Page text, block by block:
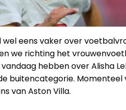
eens vaker over
we richting het
hebben over Alisha
buitencategorie. Momenteel
van Aston Villa.